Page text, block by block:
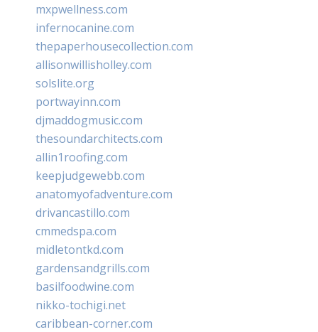
mxpwellness.com
infernocanine.com
thepaperhousecollection.com
allisonwillisholley.com
solslite.org
portwayinn.com
djmaddogmusic.com
thesoundarchitects.com
allin1roofing.com
keepjudgewebb.com
anatomyofadventure.com
drivancastillo.com
cmmedspa.com
midletontkd.com
gardensandgrills.com
basilfoodwine.com
nikko-tochigi.net
caribbean-corner.com